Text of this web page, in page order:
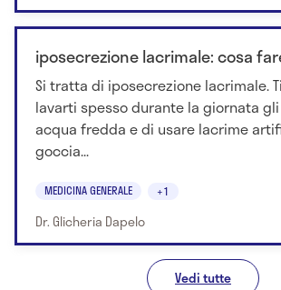
iposecrezione lacrimale: cosa
Si tratta di iposecrezione lacrimale.
lavarti spesso durante la giornata
acqua fredda e di usare lacrime
goccia...
MEDICINA GENERALE +1
Dr. Glicheria Dapelo
Vedi tutte